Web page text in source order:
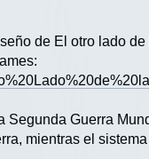
de El otro lado
Guerra
mientras el